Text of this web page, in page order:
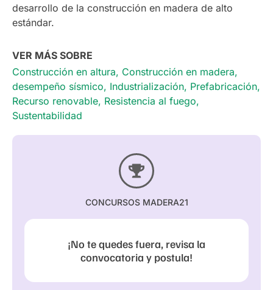
desarrollo de la construcción en madera de alto
estándar.
VER MÁS SOBRE
Construcción en altura, Construcción en madera,
desempeño sísmico, Industrialización, Prefabricación,
Recurso renovable, Resistencia al fuego,
Sustentabilidad
CONCURSOS MADERA21
¡No te quedes fuera, revisa la
convocatoria y postula!